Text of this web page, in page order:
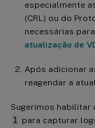
especialmente
(CRL) ou do
necessárias
atualização de
Após adicionar
reagendar a
Sugerimos habilitar
1
para capturar